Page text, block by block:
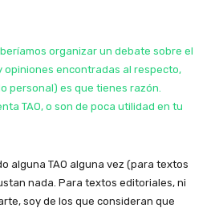
organizar un debate sobre el
opiniones encontradas al respecto,
personal) es que tienes razón.
TAO, o son de poca utilidad en tu
alguna TAO alguna vez (para textos
nada. Para textos editoriales, ni
soy de los que consideran que